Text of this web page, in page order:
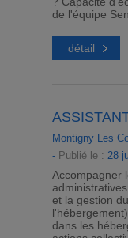
de l'équipe
détail
Montigny Les
- Publié le : 28
Accompagner
et la gestion
dans les